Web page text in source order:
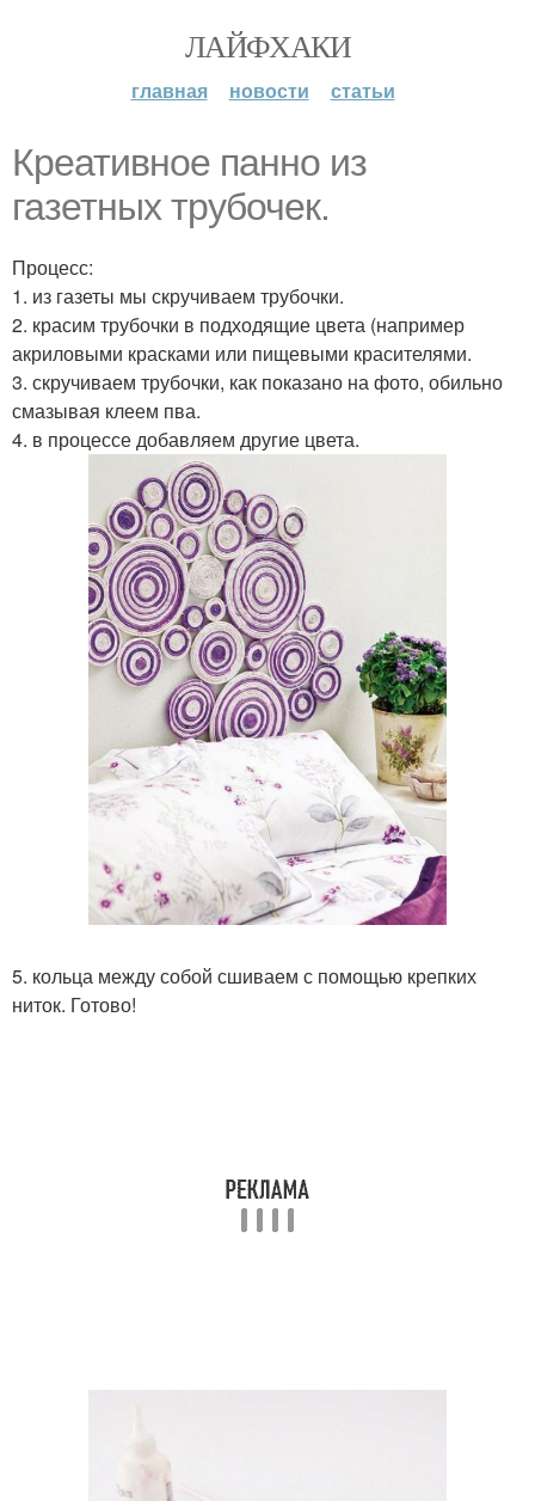
ЛАЙФХАКИ
главная новости статьи
Креативное панно из
газетных трубочек.
Процесс:
1. из газеты мы скручиваем трубочки.
2. красим трубочки в подходящие цвета (например
акриловыми красками или пищевыми красителями.
3. скручиваем трубочки, как показано на фото, обильно
смазывая клеем пва.
4. в процессе добавляем другие цвета.
5. кольца между собой сшиваем с помощью крепких
ниток. Готово!